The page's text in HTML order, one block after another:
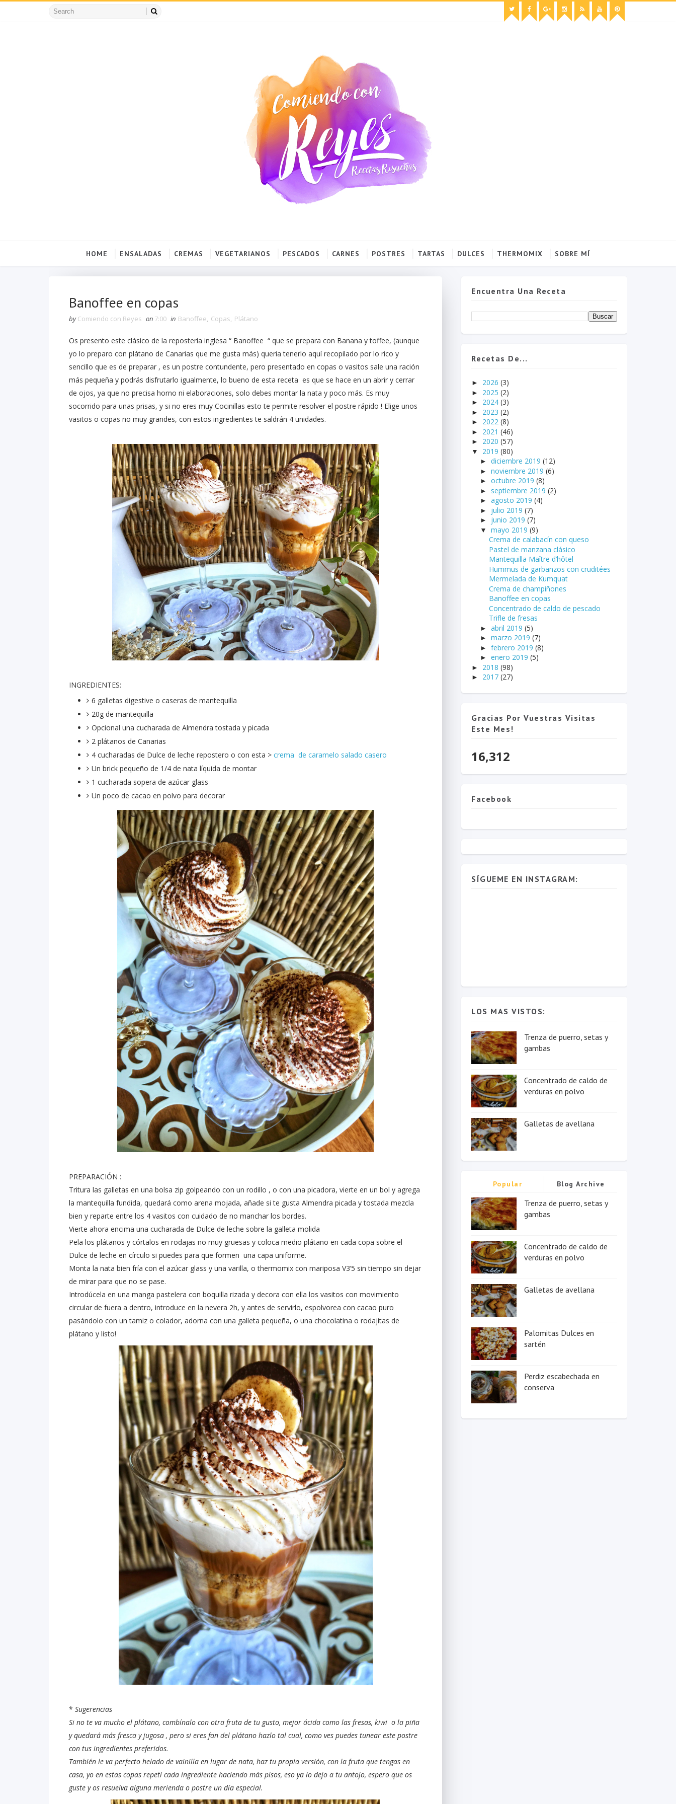
HOME ENSALADAS CREMAS VEGETARIANOS PESCADOS CARNES POSTRES TARTAS DULCES THERMOMIX SOBRE MÍ
Banoffee en copas
by Comiendo con Reyes on 7:00 in Banoffee, Copas, Plátano
Os presento este clásico de la repostería inglesa “ Banoffee “ que se prepara con Banana y toffee, (aunque
yo lo preparo con plátano de Canarias que me gusta más) queria tenerlo aquí recopilado por lo rico y
sencillo que es de preparar , es un postre contundente, pero presentado en copas o vasitos sale una ración
más pequeña y podrás disfrutarlo igualmente, lo bueno de esta receta es que se hace en un abrir y cerrar
de ojos, ya que no precisa horno ni elaboraciones, solo debes montar la nata y poco más. Es muy
socorrido para unas prisas, y si no eres muy Cocinillas esto te permite resolver el postre rápido ! Elige unos
vasitos o copas no muy grandes, con estos ingredientes te saldrán 4 unidades.
INGREDIENTES:
6 galletas digestive o caseras de mantequilla
20g de mantequilla
Opcional una cucharada de Almendra tostada y picada
2 plátanos de Canarias
4 cucharadas de Dulce de leche repostero o con esta > crema de caramelo salado casero
Un brick pequeño de 1/4 de nata líquida de montar
1 cucharada sopera de azúcar glass
Un poco de cacao en polvo para decorar
PREPARACIÓN :
Tritura las galletas en una bolsa zip golpeando con un rodillo , o con una picadora, vierte en un bol y agrega
la mantequilla fundida, quedará como arena mojada, añade si te gusta Almendra picada y tostada mezcla
bien y reparte entre los 4 vasitos con cuidado de no manchar los bordes.
Vierte ahora encima una cucharada de Dulce de leche sobre la galleta molida
Pela los plátanos y córtalos en rodajas no muy gruesas y coloca medio plátano en cada copa sobre el
Dulce de leche en círculo si puedes para que formen una capa uniforme.
Monta la nata bien fría con el azúcar glass y una varilla, o thermomix con mariposa V3’5 sin tiempo sin dejar
de mirar para que no se pase.
Introdúcela en una manga pastelera con boquilla rizada y decora con ella los vasitos con movimiento
circular de fuera a dentro, introduce en la nevera 2h, y antes de servirlo, espolvorea con cacao puro
pasándolo con un tamiz o colador, adorna con una galleta pequeña, o una chocolatina o rodajitas de
plátano y listo!
* Sugerencias
Si no te va mucho el plátano, combínalo con otra fruta de tu gusto, mejor ácida como las fresas, kiwi o la piña
y quedará más fresca y jugosa , pero si eres fan del plátano hazlo tal cual, como ves puedes tunear este postre
con tus ingredientes preferidos.
También le va perfecto helado de vainilla en lugar de nata, haz tu propia versión, con la fruta que tengas en
casa, yo en estas copas repetí cada ingrediente haciendo más pisos, eso ya lo dejo a tu antojo, espero que os
guste y os resuelva alguna merienda o postre un día especial.
Encuentra Una Receta
Recetas De...
► 2026 (3)
► 2025 (2)
► 2024 (3)
► 2023 (2)
► 2022 (8)
► 2021 (46)
► 2020 (57)
▼ 2019 (80)
► diciembre 2019 (12)
► noviembre 2019 (6)
► octubre 2019 (8)
► septiembre 2019 (2)
► agosto 2019 (4)
► julio 2019 (7)
► junio 2019 (7)
▼ mayo 2019 (9)
Crema de calabacín con queso
Pastel de manzana clásico
Mantequilla Maître d’hôtel
Hummus de garbanzos con cruditées
Mermelada de Kumquat
Crema de champiñones
Banoffee en copas
Concentrado de caldo de pescado
Trifle de fresas
► abril 2019 (5)
► marzo 2019 (7)
► febrero 2019 (8)
► enero 2019 (5)
► 2018 (98)
► 2017 (27)
Gracias Por Vuestras Visitas
Este Mes!
16,312
Facebook
SÍGUEME EN INSTAGRAM:
LOS MAS VISTOS:
Trenza de puerro, setas y
gambas
Concentrado de caldo de
verduras en polvo
Galletas de avellana
Popular Blog Archive
Trenza de puerro, setas y
gambas
Concentrado de caldo de
verduras en polvo
Galletas de avellana
Palomitas Dulces en
sartén
Perdiz escabechada en
conserva